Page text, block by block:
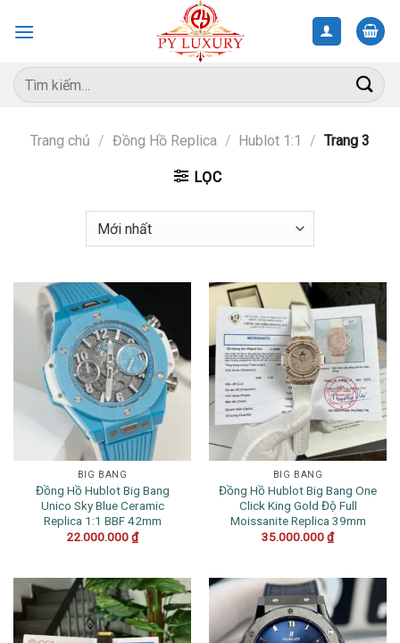
Tìm
kiếm:
Trang chủ / Đồng Hồ Replica / Hublot 1:1 / Trang 3
LỌC
BIG BANG
Đồng Hồ Hublot Big Bang
Unico Sky Blue Ceramic
Replica 1:1 BBF 42mm
22.000.000₫
BIG BANG
Đồng Hồ Hublot Big Bang One
Click King Gold Độ Full
Moissanite Replica 39mm
35.000.000₫